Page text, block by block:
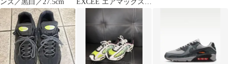
ンズ／黒白／27.5cm
EXCEE エアマックス
エクシー26cm 新品